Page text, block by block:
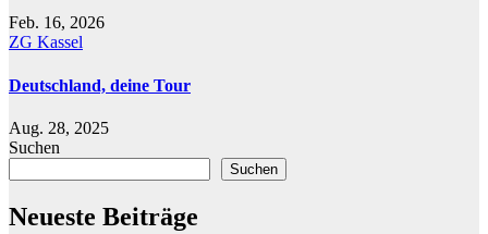
Feb. 16, 2026
ZG Kassel
Deutschland, deine Tour
Aug. 28, 2025
Suchen
Suchen
Neueste Beiträge